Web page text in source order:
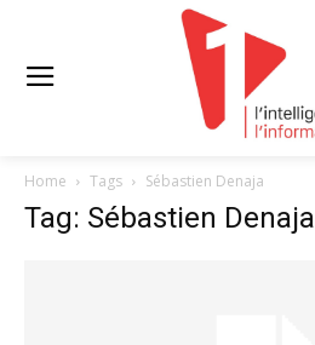
Home Tags Sébastien Denaja
Tag: Sébastien Denaja